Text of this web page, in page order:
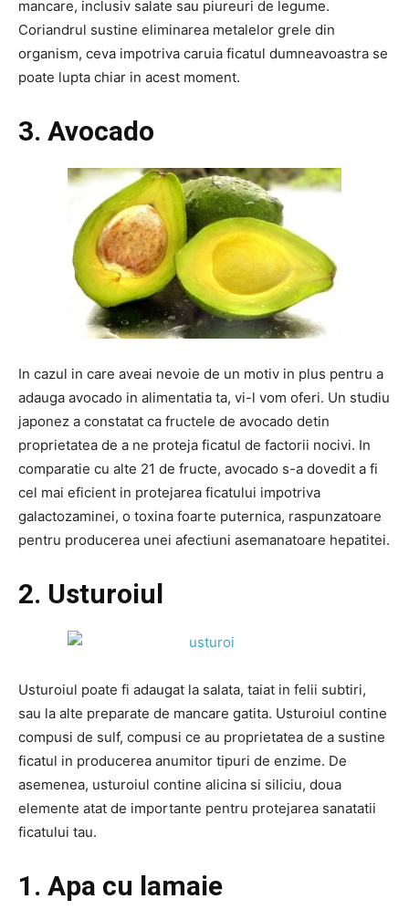
mancare, inclusiv salate sau piureuri de legume.
Coriandrul sustine eliminarea metalelor grele din
organism, ceva impotriva caruia ficatul dumneavoastra se
poate lupta chiar in acest moment.
3. Avocado
In cazul in care aveai nevoie de un motiv in plus pentru a
adauga avocado in alimentatia ta, vi-l vom oferi. Un studiu
japonez a constatat ca fructele de avocado detin
proprietatea de a ne proteja ficatul de factorii nocivi. In
comparatie cu alte 21 de fructe, avocado s-a dovedit a fi
cel mai eficient in protejarea ficatului impotriva
galactozaminei, o toxina foarte puternica, raspunzatoare
pentru producerea unei afectiuni asemanatoare hepatitei.
2. Usturoiul
Usturoiul poate fi adaugat la salata, taiat in felii subtiri,
sau la alte preparate de mancare gatita. Usturoiul contine
compusi de sulf, compusi ce au proprietatea de a sustine
ficatul in producerea anumitor tipuri de enzime. De
asemenea, usturoiul contine alicina si siliciu, doua
elemente atat de importante pentru protejarea sanatatii
ficatului tau.
1. Apa cu lamaie